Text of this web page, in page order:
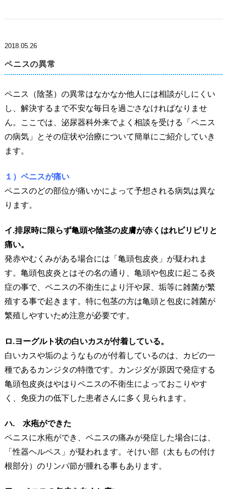
2018.05.26
ペニスの異常
ペニス（陰茎）の異常はなかなか他人には相談がしにくい
し、解決するまで不安な毎日を過ごさなければなりませ
ん。ここでは、泌尿器科外来でよく相談を受ける「ペニス
の病気」とその症状や治療について簡単にご紹介していき
ます。
１）ペニスが痛い
ペニスのどの部位が痛いかによって予想される病気は異な
ります。
イ.排尿時に限らず亀頭や陰茎の皮膚が赤くはれピリピリと
痛い。
発赤やむくみがある場合には「亀頭包皮炎」が疑われま
す。亀頭包皮炎とはその名の通り、亀頭や包皮に起こる炎
症の事で、ペニスの不衛生により汗や尿、垢等に雑菌が繁
殖する事で起きます。特に包茎の方は亀頭と包皮に雑菌が
繁殖しやすいため注意が必要です。
ロ.ヨーグルト状の白いカスが付着している。
白いカスや垢のようなものが付着しているのは、カビの一
種であるカンジタの特徴です。カンジダが原因で発症する
亀頭包皮炎はやはりペニスの不衛生によっておこりやす
く、免疫力の低下した患者さんに多く見られます。
ハ. 水疱ができた
ペニスに水疱ができ、ペニスの痛みが発症した場合には、
「性器ヘルペス」が疑われます。そけい部（太ももの付け
根部分）のリンパ節が腫れる事もあります。